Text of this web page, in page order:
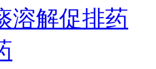
溶解促排药